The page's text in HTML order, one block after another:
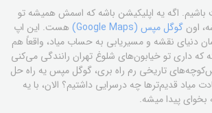
اگه یه اپلیکیشن باشه که اسمش همیشه تو
اونگوگل مپس (Google Maps)
هست. این اپ
دنیای نقشه‌ و مسیر‌یابی به حساب میاد، واقعاً هم
که داری تو خیابون‌های شلوغ تهران رانندگی می‌کنی
تاریخی رم راه بری، گوگل مپس یه راه حل
میاد قدیم‌ترها چه درسرایی داشتیم؟ الان، با یه
پیدا میشه.